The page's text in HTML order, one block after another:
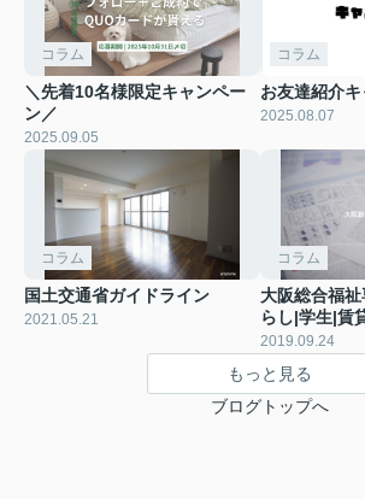
コラム
＼先着10名様限定キャンペー
ン／
2025.09.05
コラム
お友達紹介
2025.08.07
コラム
国土交通省ガイドライン
2021.05.21
コラム
大阪総合福
らし|学生|賃
2019.09.24
もっと見る
ブログトップへ